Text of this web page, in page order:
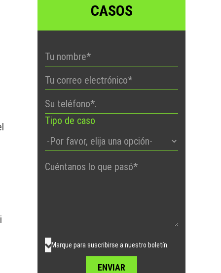
CASOS
Tipo de caso
Por
vacío.
Marque para suscribirse a nuestro boletín.